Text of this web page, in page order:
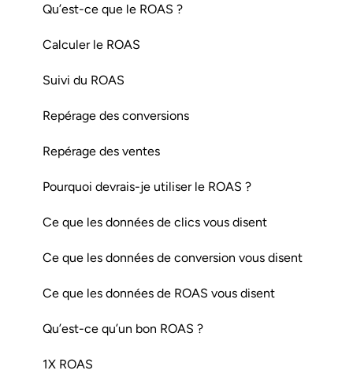
Qu’est-ce que le ROAS ?
Calculer le ROAS
Suivi du ROAS
Repérage des conversions
Repérage des ventes
Pourquoi devrais-je utiliser le ROAS ?
Ce que les données de clics vous disent
Ce que les données de conversion vous disent
Ce que les données de ROAS vous disent
Qu’est-ce qu’un bon ROAS ?
1X ROAS